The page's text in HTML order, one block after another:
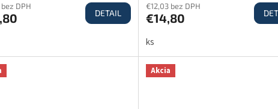
DPH
DETAIL
€12,03 bez DPH
€14,80
ks
Akcia